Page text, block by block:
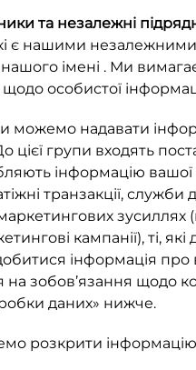
та незалежні
є нашими
імені . Ми
особистої
можемо надавати
цієї групи входять
інформацію
транзакції,
зусиллях
кампанії), ті,
інформація про
на зобов’язання щодо
даних» нижче.
розкрити інформацію